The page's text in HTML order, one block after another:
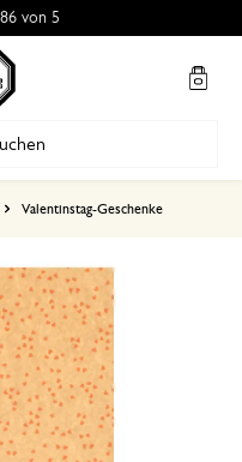
von 5
Valentinstag-Geschenke